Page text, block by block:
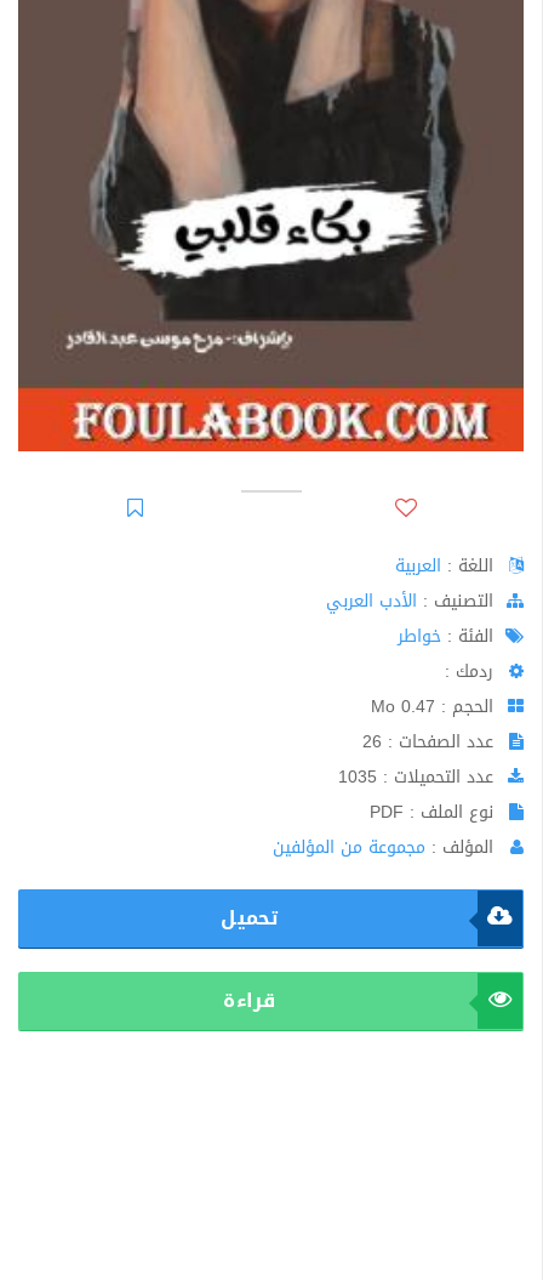
اللغة : العربية
اﻟﺘﺼﻨﻴﻒ : الأدب العربي
الفئة : خواطر
ردمك :
الحجم : 0.47 Mo
عدد الصفحات : 26
عدد التحميلات : 1035
نوع الملف : PDF
المؤلف : مجموعة من المؤلفين
تحميل
قراءة